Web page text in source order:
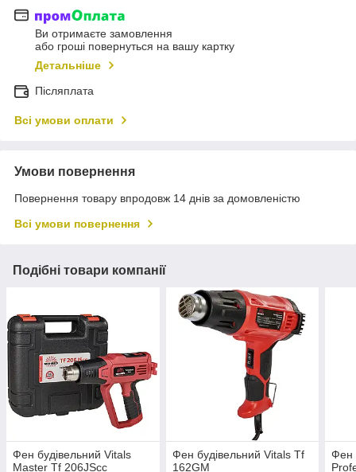
Ви отримаєте замовлення
або гроші повернуться на вашу картку
Детальніше
Післяплата
Всі умови оплати
Умови повернення
Повернення товару впродовж 14 днів за домовленістю
Всі умови повернення
Подібні товари компанії
Фен будівельний Vitals
Master Tf 206JScc
Фен будівельний Vitals Tf
162GM
Фен